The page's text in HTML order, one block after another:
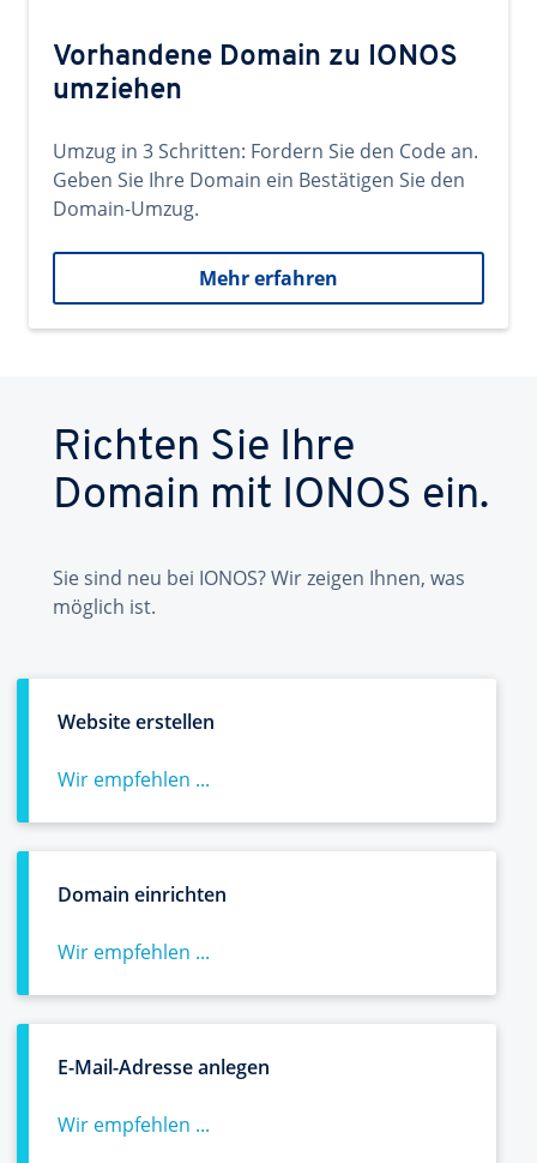
Vorhandene Domain zu IONOS
umziehen
Umzug in 3 Schritten: Fordern Sie den Code an.
Geben Sie Ihre Domain ein Bestätigen Sie den
Domain-Umzug.
Mehr erfahren
Richten Sie Ihre
Domain mit IONOS ein.
Sie sind neu bei IONOS? Wir zeigen Ihnen, was
möglich ist.
Website erstellen
Wir empfehlen ...
Domain einrichten
Wir empfehlen ...
E-Mail-Adresse anlegen
Wir empfehlen ...